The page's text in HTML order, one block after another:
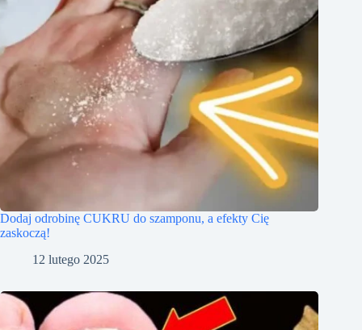
Dodaj odrobinę CUKRU do szamponu, a efekty Cię
zaskoczą!
12 lutego 2025